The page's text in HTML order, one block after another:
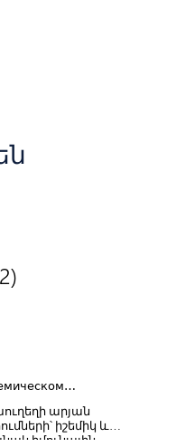
արյան
իշեմիկ և
իմունային